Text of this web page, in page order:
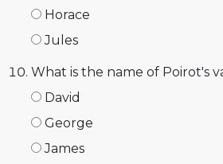
Horace
Jules
What is the name of Poirot's
David
George
James